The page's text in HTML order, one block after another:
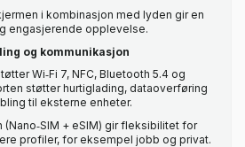
i kombinasjon med lyden gir en
engasjerende opplevelse.
og kommunikasjon
Wi‑Fi 7, NFC, Bluetooth 5.4 og
støtter hurtiglading, dataoverføring
til eksterne enheter.
(Nano‑SIM + eSIM) gir fleksibilitet for
profiler, for eksempel jobb og privat.